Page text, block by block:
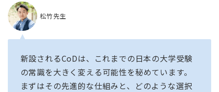
松竹先生
新設されるCoDは、これまでの日本の大学受験
の常識を大きく変える可能性を秘めています。
まずはその先進的な仕組みと、どのような選択